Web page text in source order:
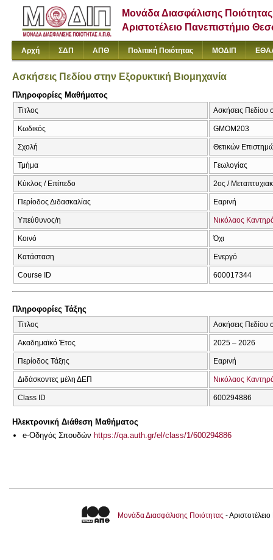
Μονάδα Διασφάλισης Ποιότητας
Αριστοτέλειο Πανεπιστήμιο
Αρχή ΣΔΠ ΑΠΘ Πολιτική Ποιότητας ΜΟΔΙΠ
Ασκήσεις Πεδίου στην Εξορυκτική Βιομηχανία
Πληροφορίες Μαθήματος
Τίτλος Ασκήσεις Πεδίου
Κωδικός GMOM203
Σχολή Θετικών
Τμήμα Γεωλογίας
Κύκλος / Επίπεδο 2ος /
Περίοδος Διδασκαλίας Εαρινή
Υπεύθυνος/η Νικόλαος
Κοινό Όχι
Κατάσταση Ενεργό
Course ID 600017344
Πληροφορίες Τάξης
Τίτλος Ασκήσεις Πεδίου
Ακαδημαϊκό Έτος 2025 – 2026
Περίοδος Τάξης Εαρινή
Διδάσκοντες μέλη ΔΕΠ Νικόλαος
Class ID 600294886
Ηλεκτρονική Διάθεση Μαθήματος
e-Οδηγός Σπουδών https://qa.auth.gr/el/class/1/600294886
Μονάδα Διασφάλισης Ποιότητας -